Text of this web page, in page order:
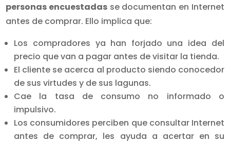
personas encuestadasse documentan en Internet
antes de comprar. Ello implica que:
Los compradores ya han forjado una idea del
precio que van a pagar antes de visitar la tienda.
El cliente se acerca al producto siendo conocedor
de sus virtudes y de sus lagunas.
Cae la tasa de consumo no informado o
impulsivo.
Los consumidores perciben que consultar Internet
antes de comprar, les ayuda a acertar en su